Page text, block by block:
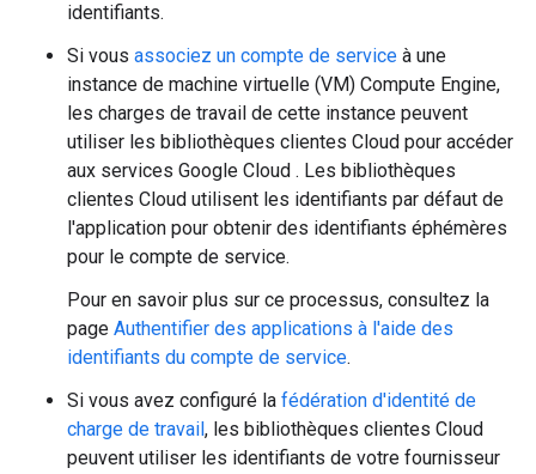
identifiants.
Si vous associez un compte de service à une
instance de machine virtuelle (VM) Compute Engine,
les charges de travail de cette instance peuvent
utiliser les bibliothèques clientes Cloud pour accéder
aux services Google Cloud . Les bibliothèques
clientes Cloud utilisent les identifiants par défaut de
l'application pour obtenir des identifiants éphémères
pour le compte de service.
Pour en savoir plus sur ce processus, consultez la
page Authentifier des applications à l'aide des
identifiants du compte de service.
Si vous avez configuré la fédération d'identité de
charge de travail, les bibliothèques clientes Cloud
peuvent utiliser les identifiants de votre fournisseur